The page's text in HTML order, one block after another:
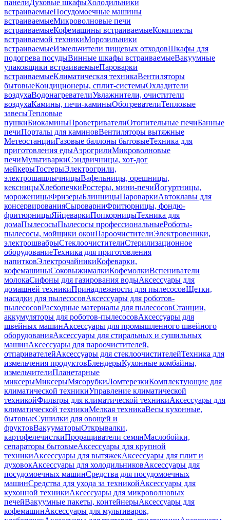
панелиДуховые шкафыХолодильники
встраиваемыеПосудомоечные машины
встраиваемыеМикроволновые печи
встраиваемыеКофемашины встраиваемыеКомплекты
встраиваемой техникиМорозильники
встраиваемыеИзмельчители пищевых отходовШкафы для
подогрева посудыВинные шкафы встраиваемыеВакуумные
упаковщики встраиваемыеПароварки
встраиваемыеКлиматическая техникаВентиляторы
бытовыеКондиционеры, сплит-системыОхладители
воздухаВодонагревателиУвлажнители, очистители
воздухаКамины, печи-каминыОбогревателиТепловые
завесыТепловые
пушкиБиокаминыПроветривателиОтопительные печиБанные
печиПорталы для каминовВентиляторы вытяжные
МетеостанцииГазовые баллоны бытовыеТехника для
приготовления едыАэрогрилиМикроволновые
печиМультиваркиСэндвичницы, хот-дог
мейкерыТостерыЭлектрогрили,
электрошашлычницыВафельницы, орешницы,
кексницыХлебопечкиРостеры, мини-печиЙогуртницы,
мороженицыФризерыБлинницыПароваркиАвтоклавы для
консервированияСыроварниФритюрницы, фондю-
фритюрницыЯйцеваркиПопкорницыТехника для
домаПылесосыПылесосы профессиональныеРоботы-
пылесосы, мойщики оконПароочистителиЭлектровеники,
электрошвабрыСтеклоочистителиСтерилизационное
оборудованиеТехника для приготовления
напитковЭлектрочайникиКофеварки,
кофемашиныСоковыжималкиКофемолкиВспениватели
молокаСифоны для газирования водыАксессуары для
домашней техникиПринадлежности для пылесосовЩетки,
насадки для пылесосовАксессуары для роботов-
пылесосовРасходные материалы для пылесосовСтанции,
аккумуляторы для роботов-пылесосовАксессуары для
швейных машинАксессуары для промышленного швейного
оборудованияАксессуары для стиральных и сушильных
машинАксессуары для пароочистителей,
отпаривателейАксессуары для стеклоочистителейТехника для
измельчения продуктовБлендерыКухонные комбайны,
измельчителиПланетарные
миксерыМиксерыМясорубкиЛомтерезкиКомплектующие для
климатической техникиУправление климатической
техникойФильтры для климатической техникиАксессуары для
климатической техникиМелкая техникаВесы кухонные,
бытовыеСушилки для овощей и
фруктовВакууматорыОткрывалки,
картофелечисткиПроращиватели семянМаслобойки,
сепараторы бытовыеАксессуары для крупной
техникиАксессуары для вытяжекАксессуары для плит и
духовокАксессуары для холодильниковАксессуары для
посудомоечных машинСредства для посудомоечных
машинСредства для ухода за техникойАксессуары для
кухонной техникиАксессуары для микроволновых
печейВакуумные пакеты, контейнерыАксессуары для
кофемашинАксессуары для мультиварок,